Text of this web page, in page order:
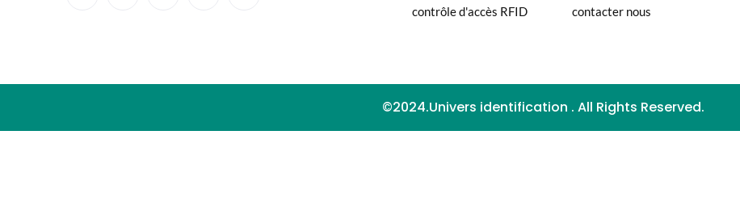
contrôle d'accès RFID contacter nous
©2024.Univers identification . All Rights Reserved.